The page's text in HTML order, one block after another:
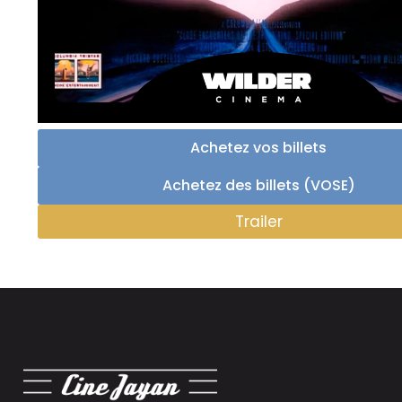
Achetez vos billets
Achetez des billets (VOSE)
Trailer